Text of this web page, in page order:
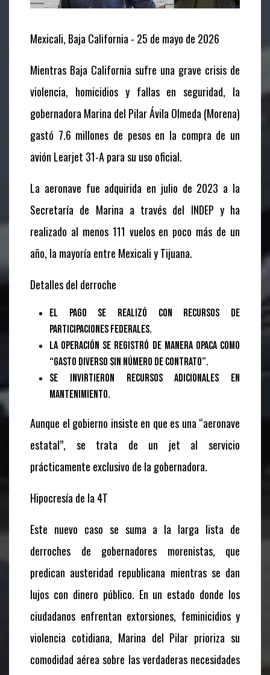
Mexicali, Baja California - 25 de mayo de 2026
Mientras Baja California sufre una grave crisis de
violencia, homicidios y fallas en seguridad, la
gobernadora Marina del Pilar Ávila Olmeda (Morena)
gastó 7.6 millones de pesos en la compra de un
avión Learjet 31-A para su uso oficial.
La aeronave fue adquirida en julio de 2023 a la
Secretaría de Marina a través del INDEP y ha
realizado al menos 111 vuelos en poco más de un
año, la mayoría entre Mexicali y Tijuana.
Detalles del derroche
El pago se realizó con recursos de
Participaciones Federales.
La operación se registró de manera opaca como
“gasto diverso sin número de contrato”.
Se invirtieron recursos adicionales en
mantenimiento.
Aunque el gobierno insiste en que es una “aeronave
estatal”, se trata de un jet al servicio
prácticamente exclusivo de la gobernadora.
Hipocresía de la 4T
Este nuevo caso se suma a la larga lista de
derroches de gobernadores morenistas, que
predican austeridad republicana mientras se dan
lujos con dinero público. En un estado donde los
ciudadanos enfrentan extorsiones, feminicidios y
violencia cotidiana, Marina del Pilar prioriza su
comodidad aérea sobre las verdaderas necesidades